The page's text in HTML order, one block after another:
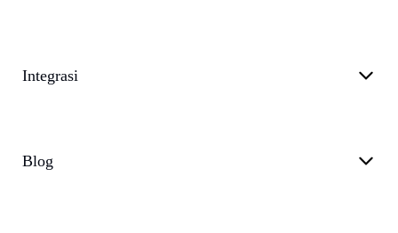
Integrasi
Blog